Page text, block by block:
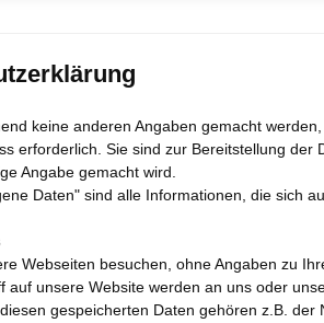
keine anderen Angaben gemacht
erforderlich. Sie sind zur Bereitstellung
Angabe gemacht wird.
Daten" sind alle Informationen, die sich
Webseiten besuchen, ohne Angaben zu
auf unsere Website werden an uns oder
gespeicherten Daten gehören z.B.